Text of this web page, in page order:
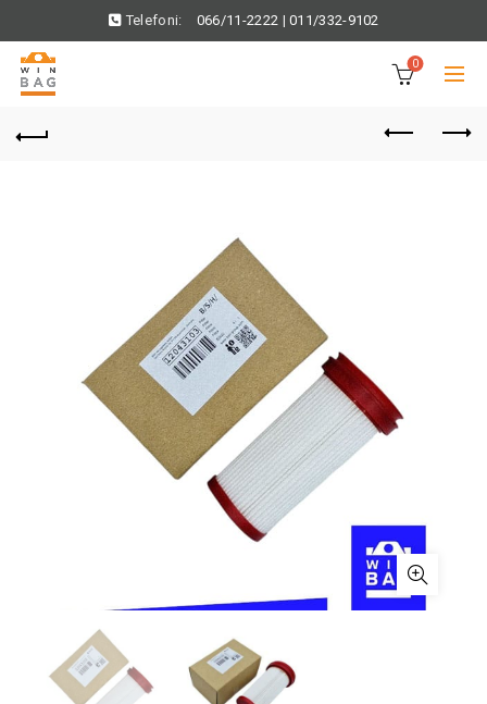
Telefoni: 066/11-2222 |011/332-9102
0